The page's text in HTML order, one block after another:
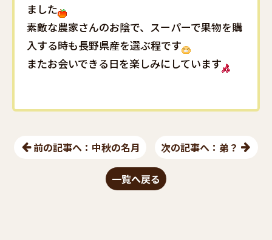
ました
素敵な農家さんのお陰で、スーパーで果物を購
入する時も長野県産を選ぶ程です
またお会いできる日を楽しみにしています
前の記事へ：中秋の名月
一覧へ戻る
次の記事へ：弟？